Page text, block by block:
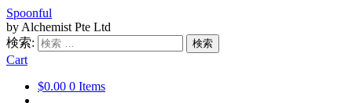
Spoonful
by Alchemist Pte Ltd
検索:
Cart
$0.00 0 Items